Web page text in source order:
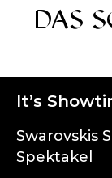
DAS
It’s
Swarovskis
Spektakel